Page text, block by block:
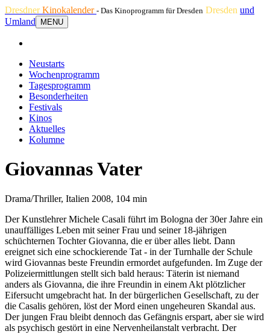
DresdnerKinokalender - Das Kinoprogramm für Dresden Dresden und
Umland
MENU
Neustarts
Wochenprogramm
Tagesprogramm
Besonderheiten
Festivals
Kinos
Aktuelles
Kolumne
Giovannas Vater
Drama/Thriller, Italien 2008, 104 min
Der Kunstlehrer Michele Casali führt im Bologna der 30er Jahre ein
unauffälliges Leben mit seiner Frau und seiner 18-jährigen
schüchternen Tochter Giovanna, die er über alles liebt. Dann
ereignet sich eine schockierende Tat - in der Turnhalle der Schule
wird Giovannas beste Freundin ermordet aufgefunden. Im Zuge der
Polizeiermittlungen stellt sich bald heraus: Täterin ist niemand
anders als Giovanna, die ihre Freundin in einem Akt plötzlicher
Eifersucht umgebracht hat. In der bürgerlichen Gesellschaft, zu der
die Casalis gehören, löst der Mord einen ungeheuren Skandal aus.
Der jungen Frau bleibt dennoch das Gefängnis erspart, aber sie wird
als psychisch gestört in eine Nervenheilanstalt verbracht. Der